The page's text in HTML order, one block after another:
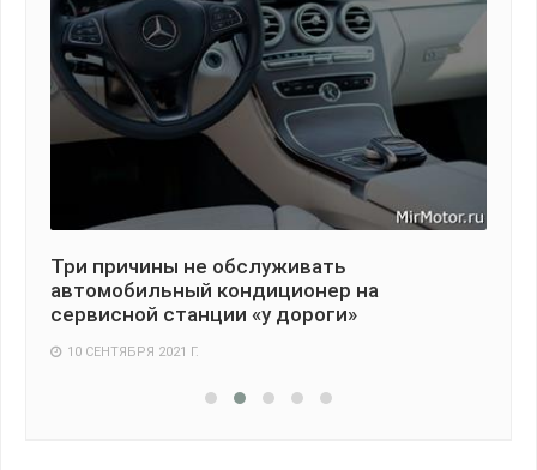
Три причины не обслуживать
автомобильный кондиционер на
сервисной станции «у дороги»
10 СЕНТЯБРЯ 2021 Г.